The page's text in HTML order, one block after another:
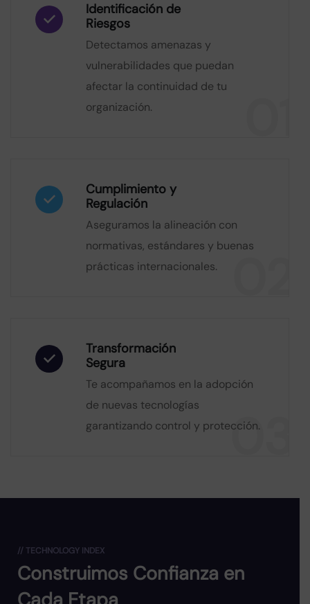
Identificación de
Riesgos
Detectamos amenazas y
vulnerabilidades que puedan
afectar la continuidad de tu
organización.
Cumplimiento y
Regulación
Aseguramos la alineación con
normativas, estándares y buenas
prácticas internacionales.
03
Transformación
Segura
Te acompañamos en la adopción
de nuevas tecnologías
garantizando control y protección.
// TECHNOLOGY INDEX
Construimos Confianza en